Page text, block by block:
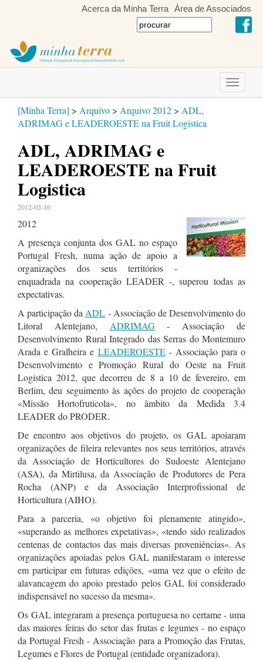
Acerca da Minha Terra Área de Associados
Toggle
[Minha Terra] > Arquivo > Arquivo 2012 > ADL,
ADRIMAG e LEADEROESTE na Fruit Logistica
ADL, ADRIMAG e
LEADEROESTE na Fruit
Logistica
2012-02-16
2012
A presença conjunta dos GAL no espaço
Portugal Fresh, numa ação de apoio a
organizações dos seus territórios -
enquadrada na cooperação LEADER -, superou todas as
expectativas.
A participação da ADL - Associação de Desenvolvimento do
Litoral Alentejano, ADRIMAG- Associação de
Desenvolvimento Rural Integrado das Serras do Montemuro
Arada e Gralheira e LEADEROESTE- Associação para o
Desenvolvimento e Promoção Rural do Oeste na Fruit
Logistica 2012, que decorreu de 8 a 10 de fevereiro, em
Berlim, deu seguimento às ações do projeto de cooperação
«Missão Hortofrutícola», no âmbito da Medida 3.4
LEADER do PRODER.
De encontro aos objetivos do projeto, os GAL apoiaram
organizações de fileira relevantes nos seus territórios, através
da Associação de Horticultores do Sudoeste Alentejano
(ASA), da Mirtilusa, da Associação de Produtores de Pera
Rocha (ANP) e da Associação Interprofissional de
Horticultura (AIHO).
Para a parceria, «o objetivo foi plenamente atingido»,
«superando as melhores expetativas», «tendo sido realizados
centenas de contactos das mais diversas proveniências». As
organizações apoiadas pelos GAL manifestaram o interesse
em participar em futuras edições, «uma vez que o efeito de
alavancagem do apoio prestado pelos GAL foi considerado
indispensável no sucesso da mesma».
Os GAL integraram a presença portuguesa no certame - uma
das maiores feiras do setor das frutas e legumes - no espaço
da Portugal Fresh - Associação para a Promoção das Frutas,
Legumes e Flores de Portugal (entidade organizadora).